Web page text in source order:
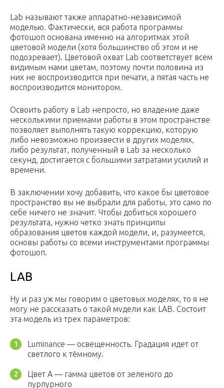
Lab называют также аппаратно-независимой
моделью. Фактически, вся работа программы
фотошоп основана именно на алгоритмах этой
цветовой модели (хотя большинство об этом и не
подозревает). Цветовой охват Lab соответствует всем
видимым нами цветам, поэтому почти половина из
них не воспроизводится при печати, а пятая часть не
воспроизводится монитором.
Освоить работу в Lab непросто, но владение даже
несколькими приемами работы в этом пространстве
позволяет выполнять такую коррекцию, которую
либо невозможно произвести в других моделях,
либо результат, полученный в Lab за несколько
секунд, достигается с большими затратами усилий и
времени.
В заключении хочу добавить, что какое бы цветовое
пространство вы не выбрали для работы, это само по
себе ничего не значит. Чтобы добиться хорошего
результата, нужно четко знать принципы
образования цветов каждой модели, и, разумеется,
основы работы со всеми инструментами программы
фотошоп.
LAB
Ну и раз уж мы говорим о цветовых моделях, то я не
могу не рассказать о такой мvдели как LAB. Состоит
эта модель из трех параметров:
Luminance — освещенность. Градация идет от
светлого к тёмному.
Цвет A — гамма цветов от зеленого до
пурпурного